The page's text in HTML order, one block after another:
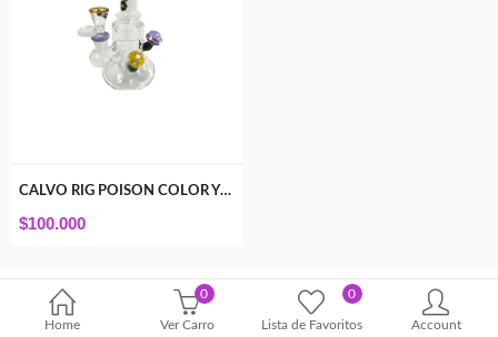
Home
0
Ver Carro
0
Lista de Favoritos Account
CALVO RIG POISON COLOR YELLOW
$100.000